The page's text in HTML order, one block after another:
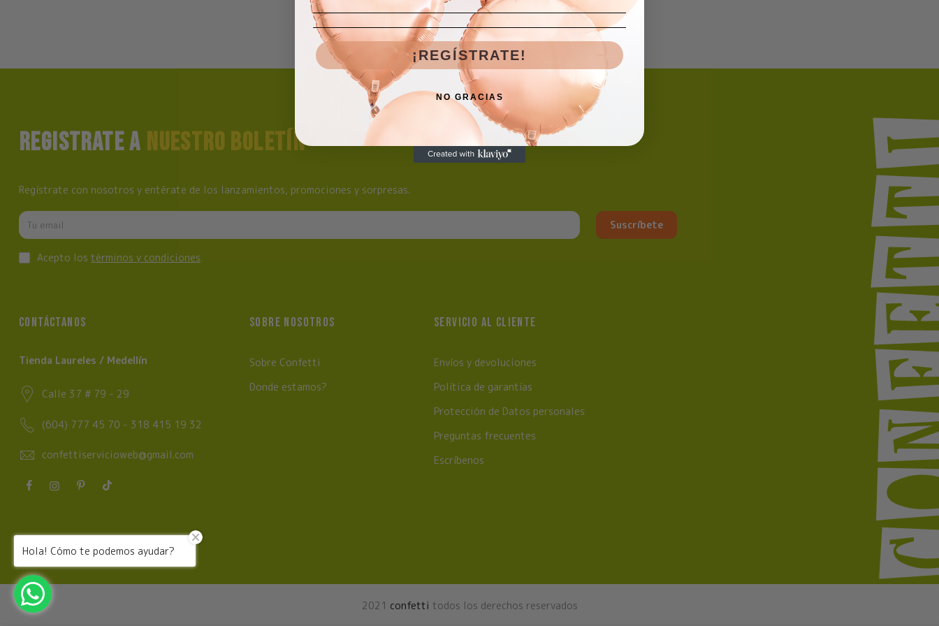
REGISTRATE A NUESTRO BOLETÍN
Regístrate con nosotros y entérate de los lanzamientos, promociones y sorpresas.
Suscríbete
Acepto los términos y condiciones.
CONTÁCTANOS
Tienda Laureles / Medellín
Calle 37 # 79 - 29
(604) 777 45 70 - 318 415 19 32
confettiservicioweb@gmail.com
SOBRE NOSOTROS
Sobre Confetti
Donde estamos?
SERVICIO AL CLIENTE
Envíos y devoluciones
Política de garantías
Protección de Datos personales
Preguntas frecuentes
Escríbenos
2021 confetti todos los derechos reservados
¡REGÍSTRATE!
NO GRACIAS
Hola! Cómo te podemos ayudar?